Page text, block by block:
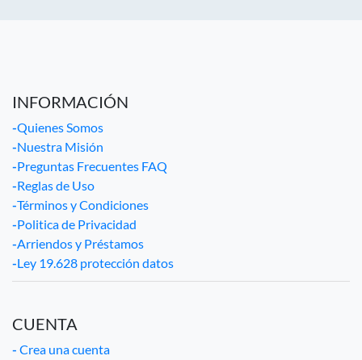
INFORMACIÓN
-Quienes Somos
-Nuestra Misión
-Preguntas Frecuentes FAQ
-Reglas de Uso
-Términos y Condiciones
-Politica de Privacidad
-Arriendos y Préstamos
-Ley 19.628 protección datos
CUENTA
- Crea una cuenta